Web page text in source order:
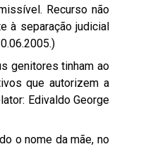
Recurso não
à separação judicial
genitores tinham ao
que autorizem a
Edivaldo George
o nome da mãe, no